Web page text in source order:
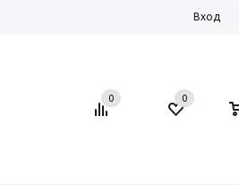
Вход
0 0